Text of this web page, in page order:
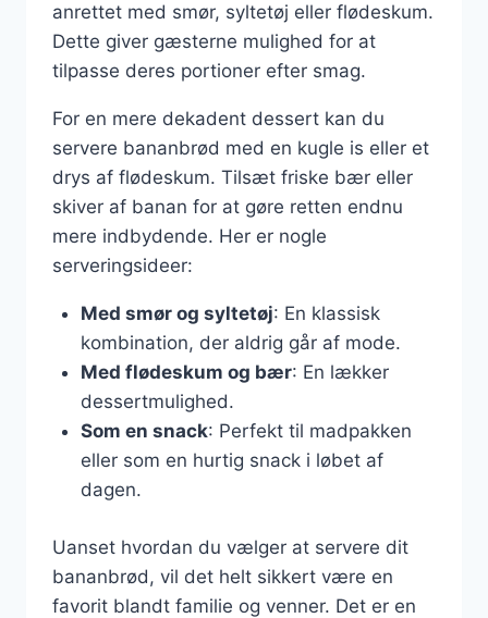
anrettet med smør, syltetøj eller flødeskum.
Dette giver gæsterne mulighed for at
tilpasse deres portioner efter smag.
For en mere dekadent dessert kan du
servere bananbrød med en kugle is eller et
drys af flødeskum. Tilsæt friske bær eller
skiver af banan for at gøre retten endnu
mere indbydende. Her er nogle
serveringsideer:
Med smør og syltetøj: En klassisk
kombination, der aldrig går af mode.
Med flødeskum og bær: En lækker
dessertmulighed.
Som en snack: Perfekt til madpakken
eller som en hurtig snack i løbet af
dagen.
Uanset hvordan du vælger at servere dit
bananbrød, vil det helt sikkert være en
favorit blandt familie og venner. Det er en